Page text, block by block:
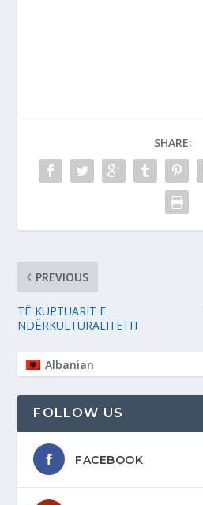
SHARE:
PREVIOUS
TË KUPTUARIT E
NDËRKULTURALITETIT
Albanian
FOLLOW US
FACEBOOK